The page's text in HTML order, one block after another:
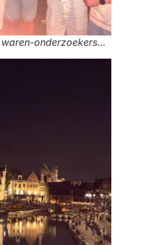
onderzoekers…